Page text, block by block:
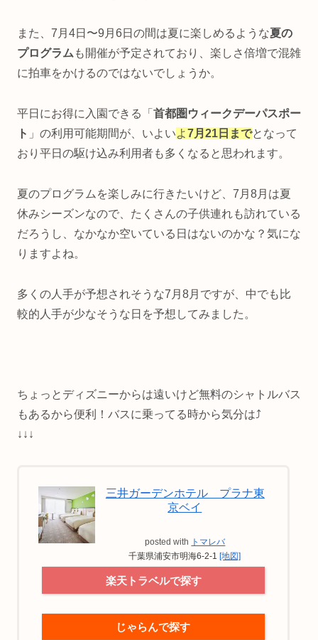
また、7月4日〜9月6日の間は夏に楽しめるような夏の
プログラム も開催が予定されており、楽しさ倍増で混雑
に拍車をかけるのではないでしょうか。
平日にお得に入園できる「 首都圏ウィークデーパスポー
ト 」の利用可能期間が、いよいよ7月21日までとなって
おり平日の駆け込み利用者も多くなると思われます。
夏のプログラムを楽しみに行きたいけど、7月8月は夏
休みシーズンなので、たくさんの子供連れも訪れている
だろうし、なかなか空いている日はないのかな？気にな
りますよね。
多くの人手が予想されそうな7月8月ですが、中でも比
較的人手が少なそうな日を予想してみました。
ちょっとディズニーからは遠いけど無料のシャトルバス
もあるから便利！バスに乗ってる時から気分は⤴
↓↓↓
三井ガーデンホテル プラナ東
京ベイ
posted with トマレバ
千葉県浦安市明海6-2-1 [地図]
楽天トラベルで探す
じゃらんで探す